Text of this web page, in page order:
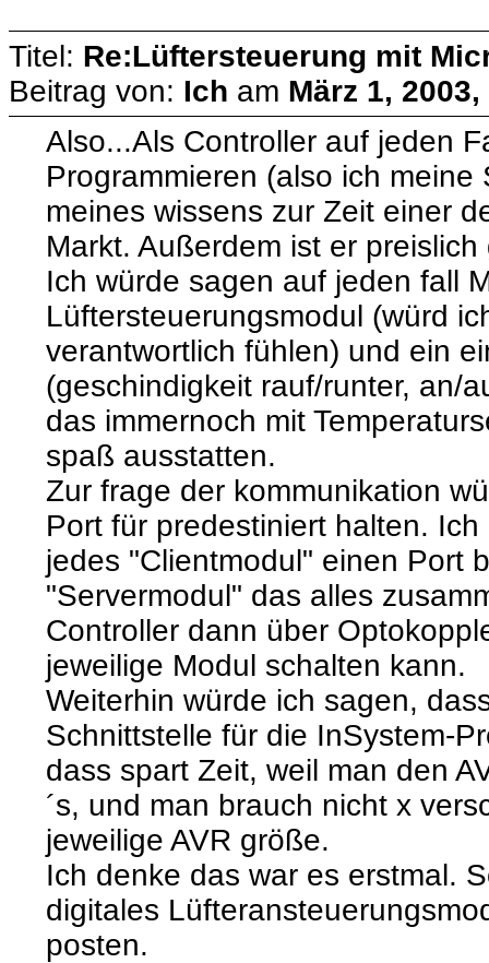
Titel: Re:Lüftersteuerung mit
Beitrag von: Ich am März 1,
Also...Als Controller auf jeden
Programmieren (also ich
meines wissens zur Zeit einer
Markt. Außerdem ist er
Ich würde sagen auf jeden fall
Lüftersteuerungsmodul (würd
verantwortlich fühlen) und ein
(geschindigkeit rauf/runter, an/
das immernoch mit
spaß ausstatten.
Zur frage der kommunikation
Port für predestiniert halten.
jedes "Clientmodul" einen Port
"Servermodul" das alles
Controller dann über
jeweilige Modul schalten kann.
Weiterhin würde ich sagen,
Schnittstelle für die InSystem-
dass spart Zeit, weil man den
´s, und man brauch nicht x
jeweilige AVR größe.
Ich denke das war es erstmal.
digitales
posten.